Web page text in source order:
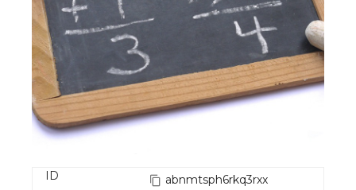
ID
abnmtsph6rkq3rxx